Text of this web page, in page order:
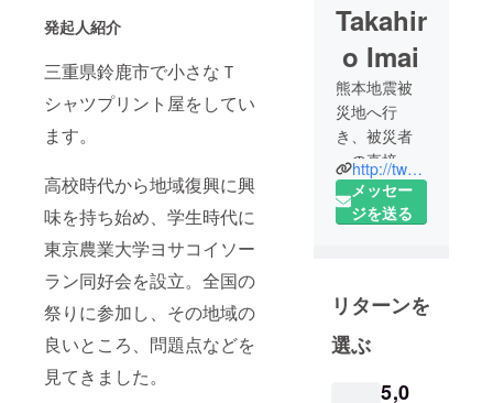
発起人紹介
三重県鈴鹿市で小さなＴ
シャツプリント屋をしてい
ます。
高校時代から地域復興に興
味を持ち始め、学生時代に
東京農業大学ヨサコイソー
ラン同好会を設立。全国の
祭りに参加し、その地域の
良いところ、問題点などを
見てきました。
Takahir
o Imai
熊本地震被
災地へ行
き、被災者
への直接的
な支援をし
ています。
Ｔシャツプ
リント屋を
していま
http://twopiece.biz/index.html
メッセー
ジを送る
リターンを
選ぶ
5,0